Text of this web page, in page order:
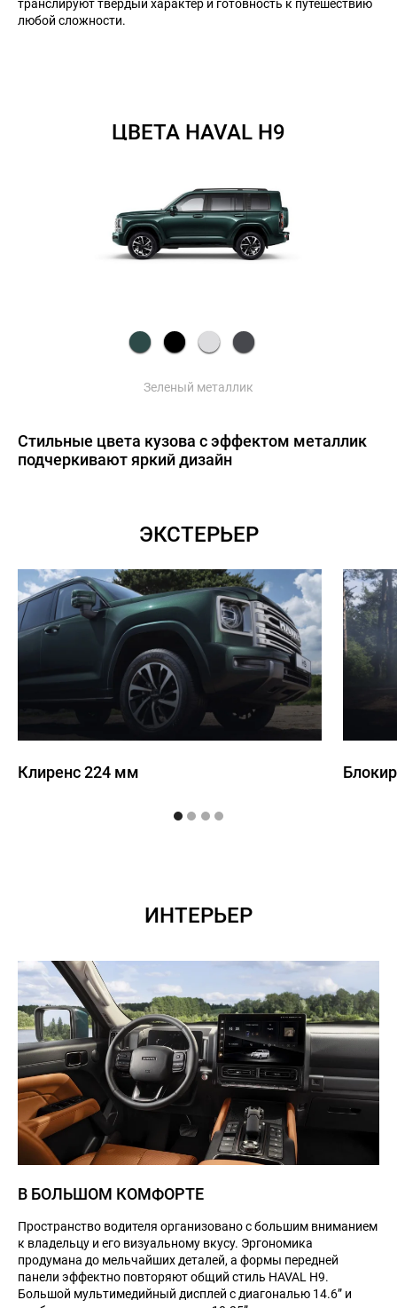
транслируют твердый характер и готовность к путешествию
любой сложности.
ЦВЕТА HAVAL H9
Зеленый металлик
Стильные цвета кузова с эффектом металлик
подчеркивают яркий дизайн
ЭКСТЕРЬЕР
Клиренс 224 мм
ИНТЕРЬЕР
В БОЛЬШОМ КОМФОРТЕ
Пространство водителя организовано с большим вниманием
к владельцу и его визуальному вкусу. Эргономика
продумана до мельчайших деталей, а формы передней
панели эффектно повторяют общий стиль HAVAL H9.
Большой мультимедийный дисплей с диагональю 14.6” и